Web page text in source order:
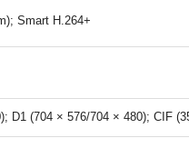
Smart H.264+
D1 (704 × 576/704 × 480); CIF